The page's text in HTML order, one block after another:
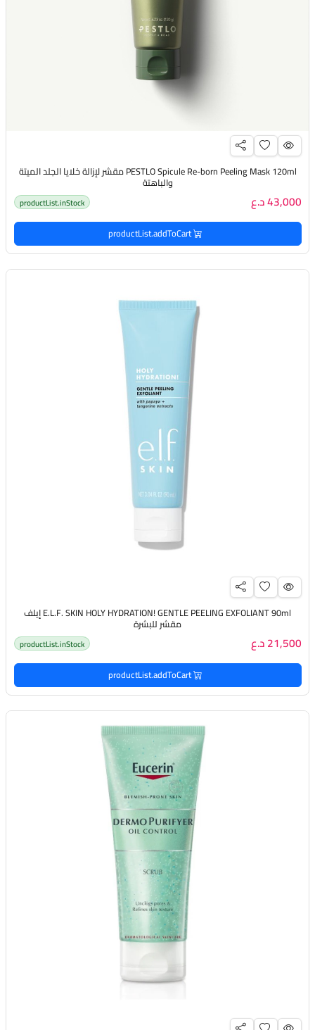
PESTLO Spicule Re-born Peeling Mask 120ml مقشر لإزالة خلايا الجلد الميتة
والباهتة
43,000 د.ع productList.inStock
productList.addToCart
E.L.F. SKIN HOLY HYDRATION! GENTLE PEELING EXFOLIANT 90ml إيلف
مقشر للبشرة
21,500 د.ع productList.inStock
productList.addToCart